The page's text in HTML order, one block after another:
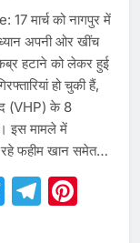
मार्च को नागपुर में
अपनी ओर खींच
हटाने को लेकर हुई
हो चुकी हैं,
(VHP) के 8
इस मामले में
रहे फहीम खान समेत…
Twitter